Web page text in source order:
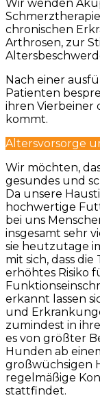
Wir wenden
chronischen
Arthrosen, zur
Nach einer
Patienten
ihren Vierbeiner
kommt.
Altersvorsorge
Wir möchten,
gesundes und
Da unsere
hochwertige
bei uns
insgesamt sehr
sie heutzutage
mit sich, dass
erhöhtes Risiko
erkannt lassen
und
zumindest in
es von größter
Hunden ab
großwüchsigen
regelmäßige
stattfindet.